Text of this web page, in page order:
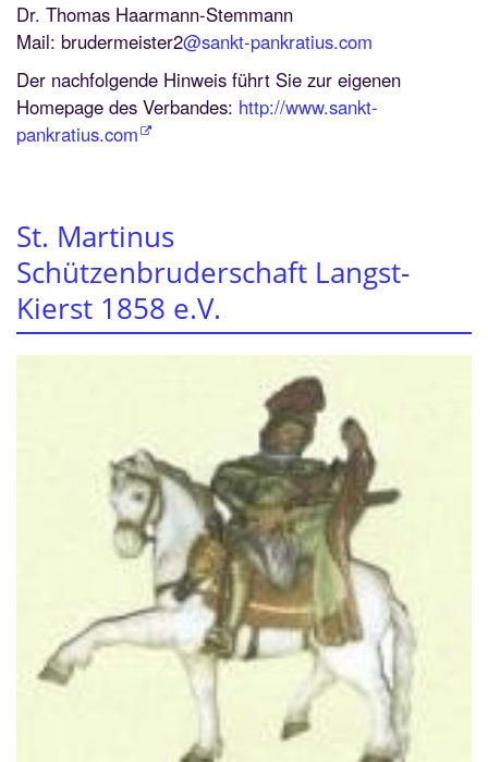
Dr. Thomas Haarmann-Stemmann
Mail: brudermeister2@sankt-pankratius.com
Der nachfolgende Hinweis führt Sie zur eigenen
Homepage des Verbandes: http://www.sankt-
pankratius.com
St. Martinus
Schützenbruderschaft Langst-
Kierst 1858 e.V.